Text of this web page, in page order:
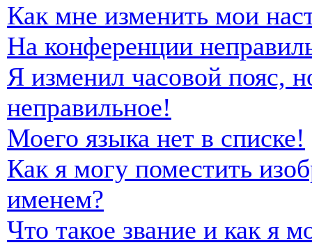
Как мне изменить мои
На конференции
Я изменил часовой пояс,
неправильное!
Моего языка нет в списке!
Как я могу поместить
именем?
Что такое звание и как я